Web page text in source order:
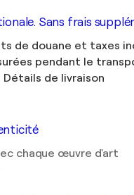
Sans frais
de douane et taxes
pendant le
Détails de livraison
chaque œuvre d'art